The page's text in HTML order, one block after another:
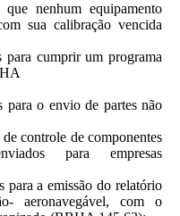
nenhum equipamento
sua calibração vencida
cumprir um programa
o envio de partes não
controle de componentes
para empresas
a emissão do relatório
aeronavegável, com o